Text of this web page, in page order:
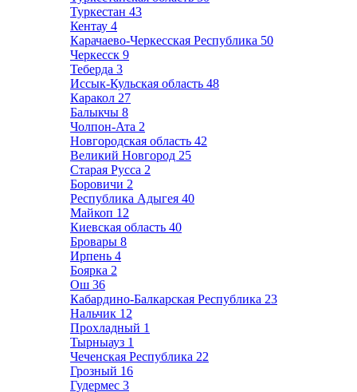
Туркестан 43
Кентау 4
Карачаево-Черкесская Республика 50
Черкесск 9
Теберда 3
Иссык-Кульская область 48
Каракол 27
Балыкчы 8
Чолпон-Ата 2
Новгородская область 42
Великий Новгород 25
Старая Русса 2
Боровичи 2
Республика Адыгея 40
Майкоп 12
Киевская область 40
Бровары 8
Ирпень 4
Боярка 2
Ош 36
Кабардино-Балкарская Республика 23
Нальчик 12
Прохладный 1
Тырныауз 1
Чеченская Республика 22
Грозный 16
Гудермес 3